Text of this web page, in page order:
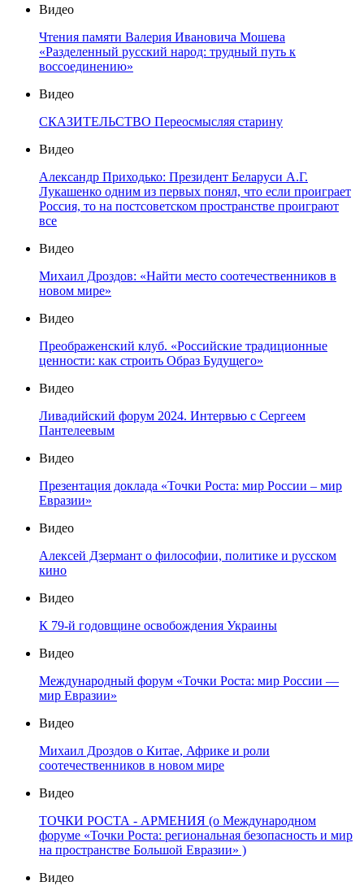
Видео
Чтения памяти Валерия Ивановича Мошева
«Разделенный русский народ: трудный путь к
воссоединению»
Видео
СКАЗИТЕЛЬСТВО Переосмысляя старину
Видео
Александр Приходько: Президент Беларуси А.Г.
Лукашенко одним из первых понял, что если проиграет
Россия, то на постсоветском пространстве проиграют
все
Видео
Михаил Дроздов: «Найти место соотечественников в
новом мире»
Видео
Преображенский клуб. «Российские традиционные
ценности: как строить Образ Будущего»
Видео
Ливадийский форум 2024. Интервью с Сергеем
Пантелеевым
Видео
Презентация доклада «Точки Роста: мир России – мир
Евразии»
Видео
Алексей Дзермант о философии, политике и русском
кино
Видео
К 79-й годовщине освобождения Украины
Видео
Международный форум «Точки Роста: мир России —
мир Евразии»
Видео
Михаил Дроздов о Китае, Африке и роли
соотечественников в новом мире
Видео
ТОЧКИ РОСТА - АРМЕНИЯ (о Международном
форуме «Точки Роста: региональная безопасность и мир
на пространстве Большой Евразии» )
Видео